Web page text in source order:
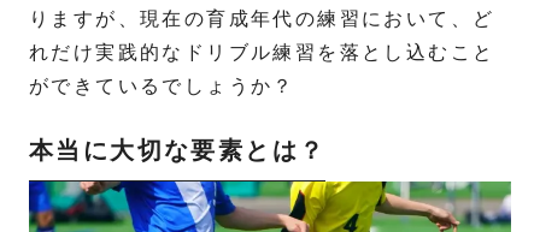
りますが、現在の育成年代の練習において、ど
れだけ実践的なドリブル練習を落とし込むこと
ができているでしょうか？
本当に大切な要素とは？